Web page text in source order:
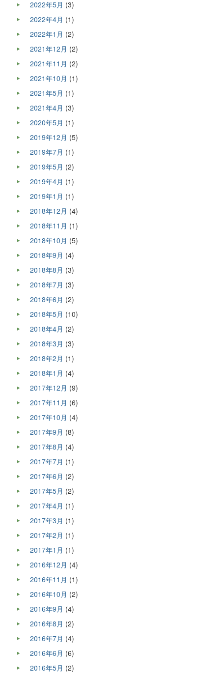
2022年5月 (3)
2022年4月 (1)
2022年1月 (2)
2021年12月 (2)
2021年11月 (2)
2021年10月 (1)
2021年5月 (1)
2021年4月 (3)
2020年5月 (1)
2019年12月 (5)
2019年7月 (1)
2019年5月 (2)
2019年4月 (1)
2019年1月 (1)
2018年12月 (4)
2018年11月 (1)
2018年10月 (5)
2018年9月 (4)
2018年8月 (3)
2018年7月 (3)
2018年6月 (2)
2018年5月 (10)
2018年4月 (2)
2018年3月 (3)
2018年2月 (1)
2018年1月 (4)
2017年12月 (9)
2017年11月 (6)
2017年10月 (4)
2017年9月 (8)
2017年8月 (4)
2017年7月 (1)
2017年6月 (2)
2017年5月 (2)
2017年4月 (1)
2017年3月 (1)
2017年2月 (1)
2017年1月 (1)
2016年12月 (4)
2016年11月 (1)
2016年10月 (2)
2016年9月 (4)
2016年8月 (2)
2016年7月 (4)
2016年6月 (6)
2016年5月 (2)